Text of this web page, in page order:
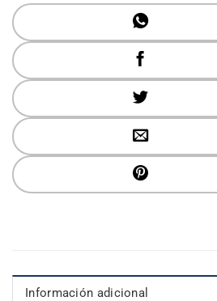
Información adicional